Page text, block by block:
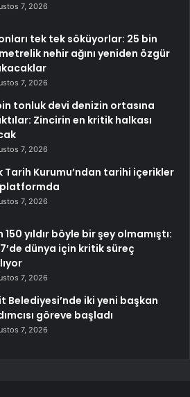
7, 2026
tek tek söküyorlar: 25 bin
nehir ağını yeniden özgür
7, 2026
tonluk devi denizin ortasına
Zincirin en kritik halkası
7, 2026
Tarih Kurumu’ndan tarihi içerikler
7, 2026
150 yıldır böyle bir şey olmamıştı:
dünya için kritik süreç
7, 2026
Belediyesi’nde iki yeni başkan
göreve başladı
7, 2026